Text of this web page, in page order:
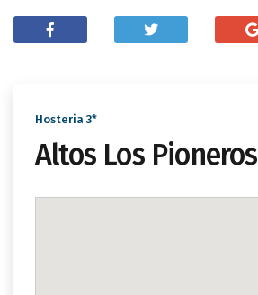
Hosteria 3*
Altos Los Pioneros